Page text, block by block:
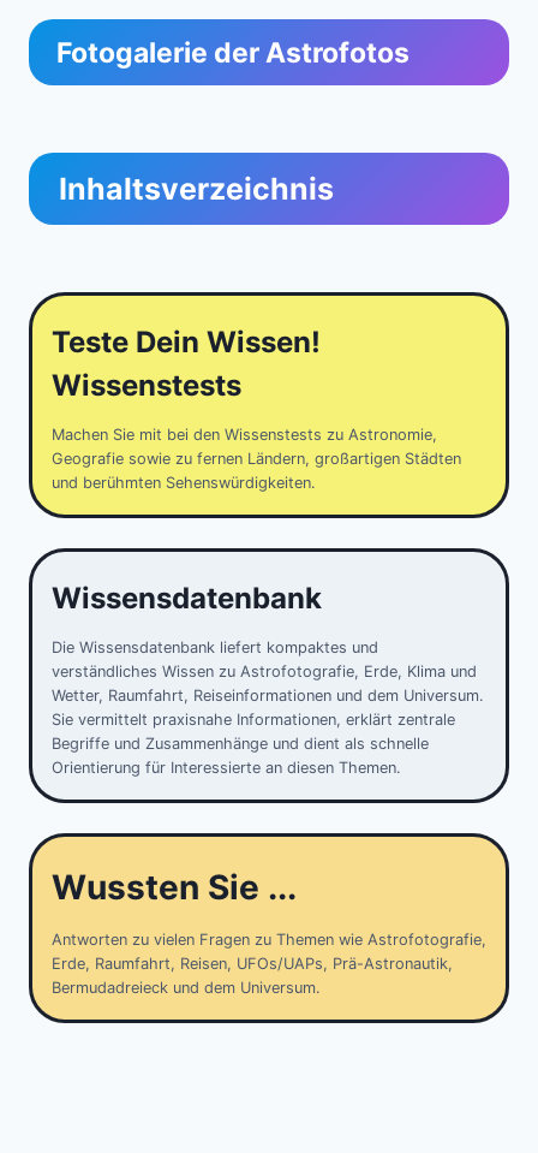
Fotogalerie der Astrofotos
Inhaltsverzeichnis
Teste Dein Wissen!
Wissenstests
Machen Sie mit bei den Wissenstests zu Astronomie,
Geografie sowie zu fernen Ländern, großartigen Städten
und berühmten Sehenswürdigkeiten.
Wissensdatenbank
Die Wissensdatenbank liefert kompaktes und
verständliches Wissen zu Astrofotografie, Erde, Klima und
Wetter, Raumfahrt, Reiseinformationen und dem Universum.
Sie vermittelt praxisnahe Informationen, erklärt zentrale
Begriffe und Zusammenhänge und dient als schnelle
Orientierung für Interessierte an diesen Themen.
Wussten Sie ...
Antworten zu vielen Fragen zu Themen wie Astrofotografie,
Erde, Raumfahrt, Reisen, UFOs/UAPs, Prä-Astronautik,
Bermudadreieck und dem Universum.